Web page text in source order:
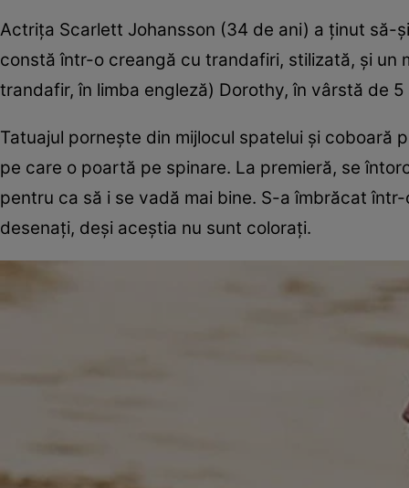
Actriţa Scarlett Johansson (34 de ani) a ţinut să-
constă într-o creangă cu trandafiri, stilizată, şi un
trandafir, în limba engleză) Dorothy, în vârstă de 5
Tatuajul porneşte din mijlocul spatelui şi coboară
pe care o poartă pe spinare. La premieră, se
pentru ca să i se vadă mai bine. S-a îmbrăcat
desenaţi, deşi aceştia nu sunt coloraţi.